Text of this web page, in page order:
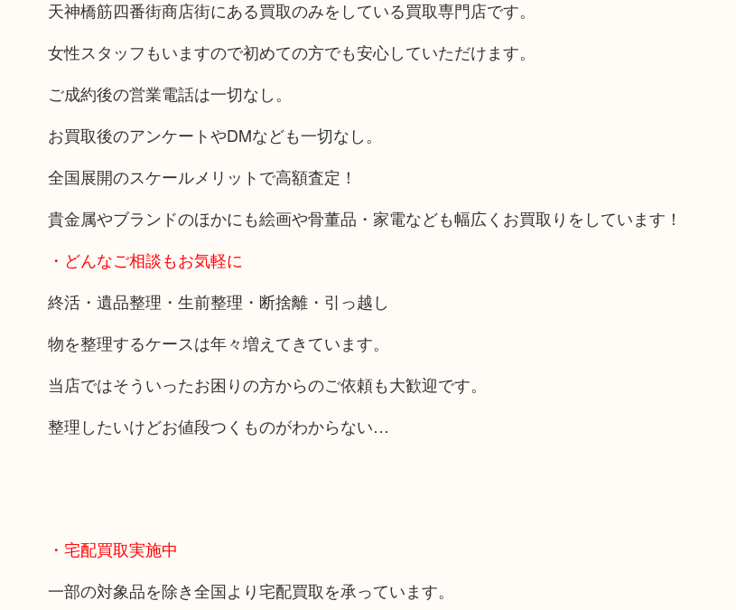
天神橋筋四番街商店街にある買取のみをしている買取専門店です。
女性スタッフもいますので初めての方でも安心していただけます。
ご成約後の営業電話は一切なし。
お買取後のアンケートやDMなども一切なし。
全国展開のスケールメリットで高額査定！
貴金属やブランドのほかにも絵画や骨董品・家電なども幅広くお買取りをしています！
・どんなご相談もお気軽に
終活・遺品整理・生前整理・断捨離・引っ越し
物を整理するケースは年々増えてきています。
当店ではそういったお困りの方からのご依頼も大歓迎です。
整理したいけどお値段つくものがわからない…
・宅配買取実施中
一部の対象品を除き全国より宅配買取を承っています。